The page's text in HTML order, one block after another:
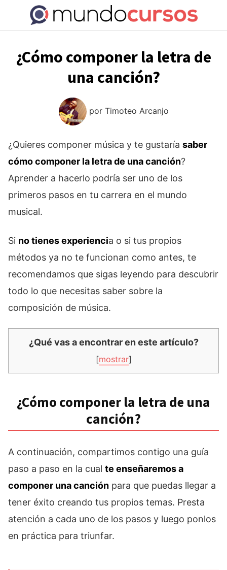
contenido
¿Cómo componer la letra de
una canción?
por Timoteo Arcanjo
¿Quieres componer música y te gustaría saber
cómo componer la letra de una canción?
Aprender a hacerlo podría ser uno de los
primeros pasos en tu carrera en el mundo
musical.
Si no tienes experiencia o si tus propios
métodos ya no te funcionan como antes, te
recomendamos que sigas leyendo para descubrir
todo lo que necesitas saber sobre la
composición de música.
¿Qué vas a encontrar en este artículo?
[mostrar]
¿Cómo componer la letra de una
canción?
A continuación, compartimos contigo una guía
paso a paso en la cual te enseñaremos a
componer una canción para que puedas llegar a
tener éxito creando tus propios temas. Presta
atención a cada uno de los pasos y luego ponlos
en práctica para triunfar.